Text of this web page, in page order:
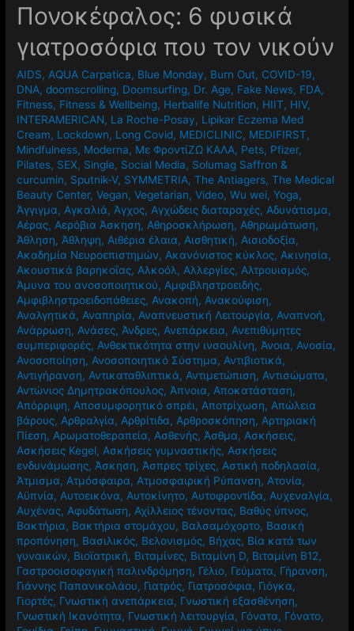
Πονοκέφαλος: 6 φυσικά
γιατροσόφια που τον νικούν
AIDS, AQUA Carpatica, Blue Monday, Burn Out, COVID-19,
DNA,doomscrolling, Doomsurfing, Dr. Age, Fake News, FDA,
Fitness, Fitness & Wellbeing, Herbalife Nutrition, HIIT, HIV,
INTERAMERICAN, La Roche-Posay, Lipikar Eczema Med
Cream, Lockdown, Long Covid, MEDICLINIC, MEDIFIRST,
Mindfulness, Moderna, Mε ΦροντίΖΩ ΚΑΛΑ, Pets, Pfizer,
Pilates, SEX, Single, Social Media, Solumag Saffron &
curcumin, Sputnik-V, SYMMETRIA,The Antiagers,The Medical
Beauty Center,Vegan,Vegetarian,Video,Wu wei,Yoga,
Άγγιγμα, Αγκαλιά, Άγχος, Αγχώδεις διαταραχές, Αδυνάτισμα,
Αέρας, Αερόβια Άσκηση, Αθηροσκλήρωση, Αθηρωμάτωση,
Άθληση, Άθληψη, Αιθέρια έλαια, Αισθητική, Αισιοδοξία,
Ακαδημία Νευροεπιστημών, Ακανόνιστος κύκλος, Ακινησία,
Ακουστικά βαρηκοΐας, Αλκοόλ, Αλλεργίες, Αλτρουισμός,
Άμυνα του ανοσοποιητικού, Αμφιβληστροειδής,
Αμφιβληστροειδοπάθειες, Ανακοπή, Ανακούφιση,
Αναλγητικά, Αναπηρία, Αναπνευστική Λειτουργία, Αναπνοή,
Ανάρρωση, Ανάσες, Άνδρες, Ανεπάρκεια, Ανεπιθύμητες
συμπεριφορές, Ανθεκτικότητα στην ινσουλίνη, Άνοια, Ανοσία,
Ανοσοποίηση, Ανοσοποιητικό Σύστημα, Αντιβιοτικά,
Αντιγήρανση, Αντικαταθλιπτικά, Αντιμετώπιση, Αντισώματα,
Αντώνιος Δημητρακόπουλος, Άπνοια, Αποκατάσταση,
Απόρριψη, Αποσυμφορητικό σπρέι, Αποτρίχωση, Απώλεια
βάρους, Αρθραλγία, Αρθρίτιδα, Αρθροσκόπηση, Αρτηριακή
Πίεση, Αρωματοθεραπεία, Ασθενής, Άσθμα, Ασκήσεις,
Ασκήσεις Kegel, Ασκήσεις γυμναστικής, Ασκήσεις
ενδυνάμωσης, Άσκηση, Άσπρες τρίχες, Αστική ποδηλασία,
Άτμισμα, Ατμόσφαιρα, Ατμοσφαιρική Ρύπανση, Ατονία,
Αϋπνία, Αυτοεικόνα, Αυτοκίνητο, Αυτοφροντίδα, Αυχεναλγία,
Αυχένας, Αφυδάτωση, Αχίλλειος τένοντας, Βαθύς ύπνος,
Βακτήρια, Βακτήρια στομάχου, Βαλσαμόχορτο, Βασική
προπόνηση, Βασιλικός, Βελονισμός, Βήχας, Βία κατά των
γυναικών, Βιοϊατρική, Βιταμίνες, Βιταμίνη D, Βιταμίνη Β12,
Γαστροοισοφαγική παλινδρόμηση, Γέλιο, Γεύματα, Γήρανση,
Γιάννης Παπανικολάου, Γιατρός, Γιατροσόφια, Γιόγκα,
Γιορτές, Γνωστική ανεπάρκεια, Γνωστική εξασθένηση,
Γνωστική Ικανότητα, Γνωστική λειτουργία, Γόνατα, Γόνατο,